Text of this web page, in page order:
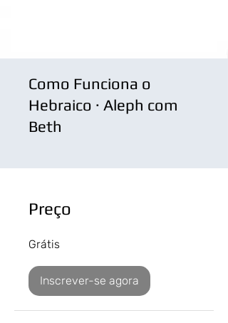
Como Funciona o
Hebraico · Aleph com
Beth
Preço
Grátis
Inscrever-se agora